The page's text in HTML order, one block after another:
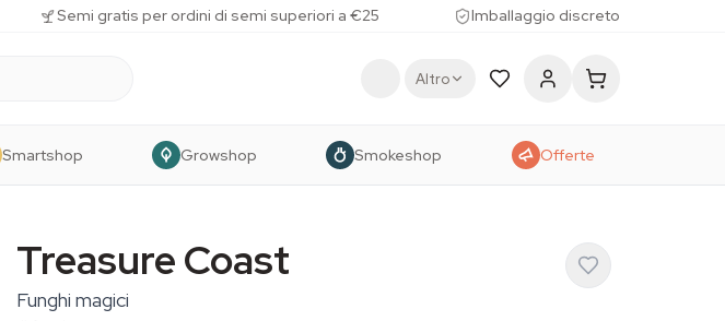
Semi gratis per ordini di semi superiori a €25 Imballaggio discreto
Altro
Smartshop Growshop Smokeshop Offerte
Treasure Coast
Funghi magici